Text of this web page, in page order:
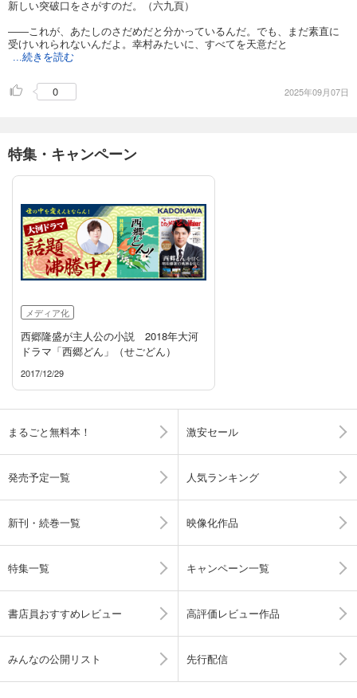
新しい突破口をさがすのだ。（六九頁）
――これが、あたしのさだめだと分かっているんだ。でも、まだ素直に
受けいれられないんだよ。幸村みたいに、すべてを天意だと
...続きを読む
0 2025年09月07日
特集・キャンペーン
メディア化
西郷隆盛が主人公の小説 2018年大河
ドラマ「西郷どん」（せごどん）
2017/12/29
まるごと無料本！ 激安セール
発売予定一覧 人気ランキング
新刊・続巻一覧 映像化作品
特集一覧 キャンペーン一覧
書店員おすすめレビュー 高評価レビュー作品
みんなの公開リスト 先行配信